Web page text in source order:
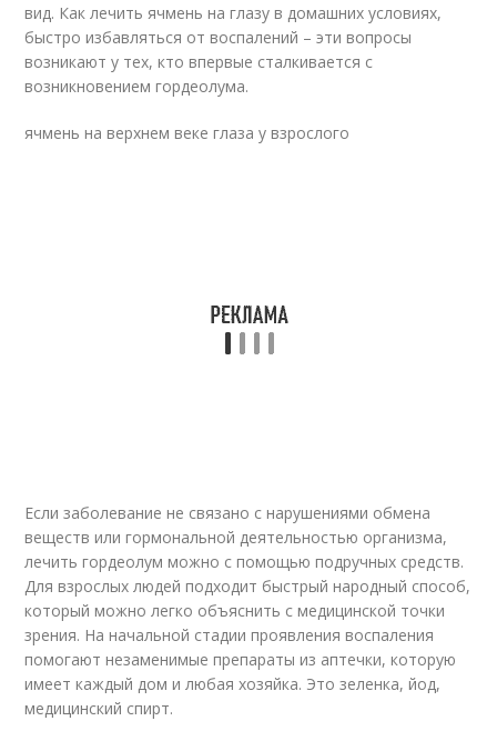
вид. Как лечить ячмень на глазу в домашних условиях,
быстро избавляться от воспалений – эти вопросы
возникают у тех, кто впервые сталкивается с
возникновением гордеолума.
ячмень на верхнем веке глаза у взрослого
Если заболевание не связано с нарушениями обмена
веществ или гормональной деятельностью организма,
лечить гордеолум можно с помощью подручных средств.
Для взрослых людей подходит быстрый народный способ,
который можно легко объяснить с медицинской точки
зрения. На начальной стадии проявления воспаления
помогают незаменимые препараты из аптечки, которую
имеет каждый дом и любая хозяйка. Это зеленка, йод,
медицинский спирт.